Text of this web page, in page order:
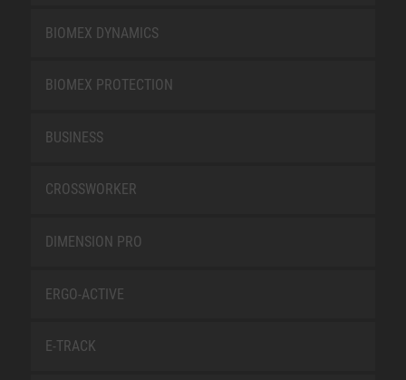
BIOMEX DYNAMICS
BIOMEX PROTECTION
BUSINESS
CROSSWORKER
DIMENSION PRO
ERGO-ACTIVE
E-TRACK